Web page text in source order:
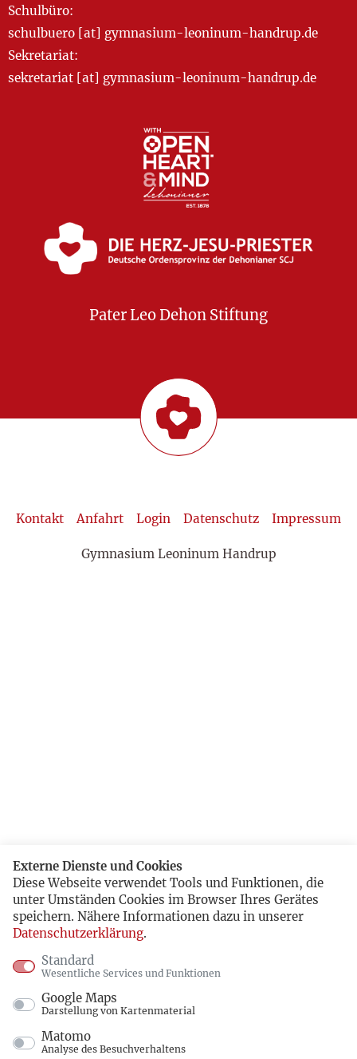
Schulbüro:
schulbuero [at] gymnasium-leoninum-handrup.de
Sekretariat:
sekretariat [at] gymnasium-leoninum-handrup.de
Pater Leo Dehon Stiftung
Kontakt Anfahrt Login Datenschutz Impressum
Gymnasium Leoninum Handrup
Externe Dienste und Cookies
Diese Webseite verwendet Tools und Funktionen, die
unter Umständen Cookies im Browser Ihres Gerätes
speichern. Nähere Informationen dazu in unserer
Datenschutzerklärung.
Standard
Wesentliche Services und Funktionen
Google Maps
Darstellung von Kartenmaterial
Matomo
Analyse des Besuchverhaltens